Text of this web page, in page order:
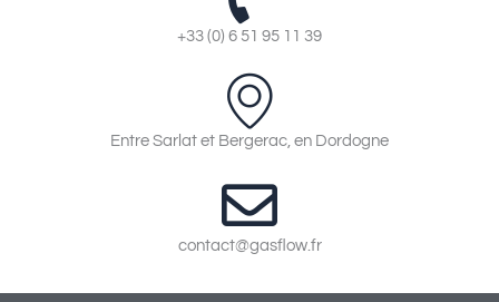
+33 (0) 6 51 95 11 39
Entre Sarlat et Bergerac, en Dordogne
contact@gasflow.fr